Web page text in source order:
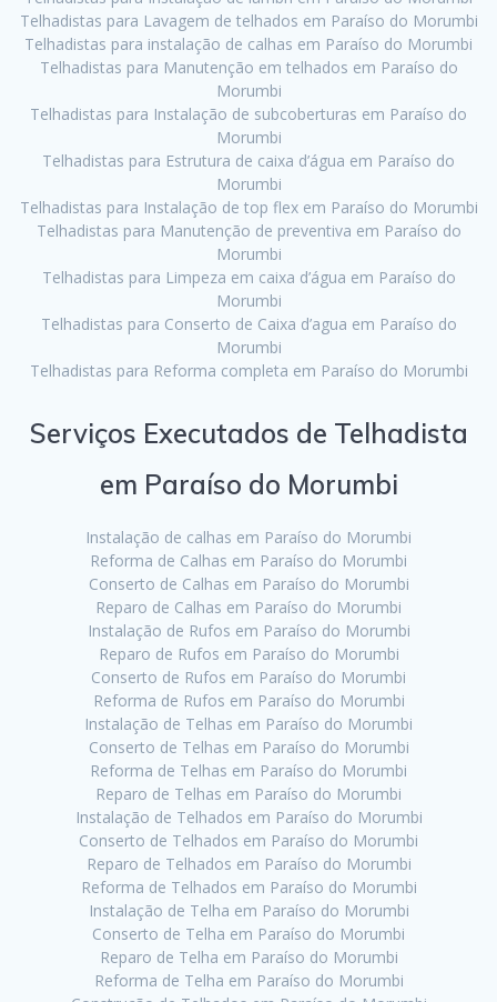
Telhadistas para Lavagem de telhados em Paraíso do Morumbi
Telhadistas para instalação de calhas em Paraíso do Morumbi
Telhadistas para Manutenção em telhados em Paraíso do
Morumbi
Telhadistas para Instalação de subcoberturas em Paraíso do
Morumbi
Telhadistas para Estrutura de caixa d’água em Paraíso do
Morumbi
Telhadistas para Instalação de top flex em Paraíso do Morumbi
Telhadistas para Manutenção de preventiva em Paraíso do
Morumbi
Telhadistas para Limpeza em caixa d’água em Paraíso do
Morumbi
Telhadistas para Conserto de Caixa d’agua em Paraíso do
Morumbi
Telhadistas para Reforma completa em Paraíso do Morumbi
Serviços Executados de Telhadista
em Paraíso do Morumbi
Instalação de calhas em Paraíso do Morumbi
Reforma de Calhas em Paraíso do Morumbi
Conserto de Calhas em Paraíso do Morumbi
Reparo de Calhas em Paraíso do Morumbi
Instalação de Rufos em Paraíso do Morumbi
Reparo de Rufos em Paraíso do Morumbi
Conserto de Rufos em Paraíso do Morumbi
Reforma de Rufos em Paraíso do Morumbi
Instalação de Telhas em Paraíso do Morumbi
Conserto de Telhas em Paraíso do Morumbi
Reforma de Telhas em Paraíso do Morumbi
Reparo de Telhas em Paraíso do Morumbi
Instalação de Telhados em Paraíso do Morumbi
Conserto de Telhados em Paraíso do Morumbi
Reparo de Telhados em Paraíso do Morumbi
Reforma de Telhados em Paraíso do Morumbi
Instalação de Telha em Paraíso do Morumbi
Conserto de Telha em Paraíso do Morumbi
Reparo de Telha em Paraíso do Morumbi
Reforma de Telha em Paraíso do Morumbi